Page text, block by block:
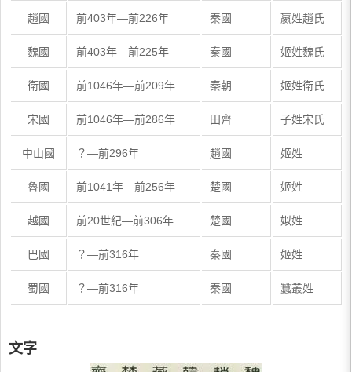
趙國 前403年—前226年 秦國 嬴姓趙氏
魏國 前403年—前225年 秦國 姬姓魏氏
衛國 前1046年—前209年 秦朝 姬姓衛氏
宋國 前1046年—前286年 田齊 子姓宋氏
中山國 ？—前296年 趙國 姬姓
魯國 前1041年—前256年 楚國 姬姓
越國 前20世紀—前306年 楚國 姒姓
巴國 ？—前316年 秦國 姬姓
蜀國 ？—前316年 秦國 蠶叢姓
文字